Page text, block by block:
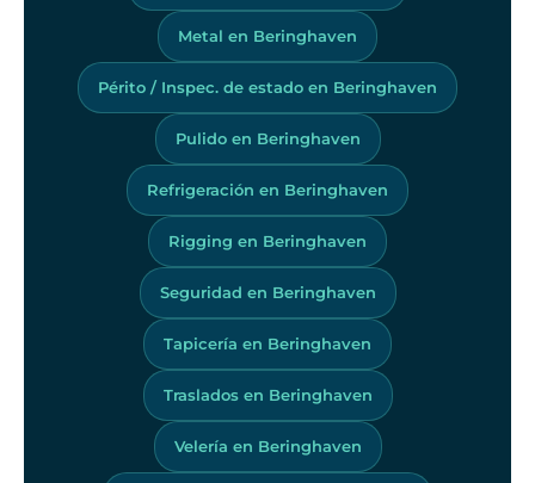
Metal en Beringhaven
Périto / Inspec. de estado en Beringhaven
Pulido en Beringhaven
Refrigeración en Beringhaven
Rigging en Beringhaven
Seguridad en Beringhaven
Tapicería en Beringhaven
Traslados en Beringhaven
Velería en Beringhaven